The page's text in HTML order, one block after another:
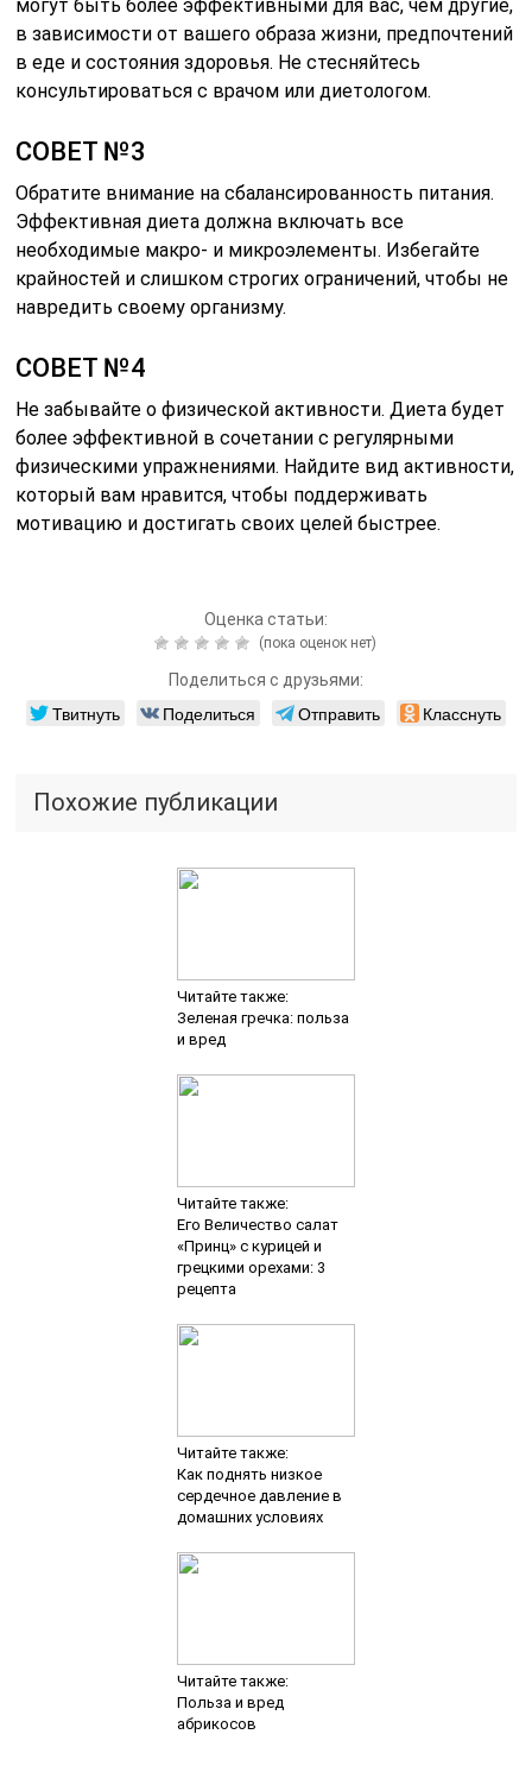
могут быть более эффективными для вас, чем другие,
в зависимости от вашего образа жизни, предпочтений
в еде и состояния здоровья. Не стесняйтесь
консультироваться с врачом или диетологом.
СОВЕТ №3
Обратите внимание на сбалансированность питания.
Эффективная диета должна включать все
необходимые макро- и микроэлементы. Избегайте
крайностей и слишком строгих ограничений, чтобы не
навредить своему организму.
СОВЕТ №4
Не забывайте о физической активности. Диета будет
более эффективной в сочетании с регулярными
физическими упражнениями. Найдите вид активности,
который вам нравится, чтобы поддерживать
мотивацию и достигать своих целей быстрее.
Оценка статьи:
(пока оценок нет)
Поделиться с друзьями:
Твитнуть Поделиться Отправить Класснуть
Похожие публикации
Читайте также:
Зеленая гречка: польза
и вред
Читайте также:
Его Величество салат
«Принц» с курицей и
грецкими орехами: 3
рецепта
Читайте также:
Как поднять низкое
сердечное давление в
домашних условиях
Читайте также:
Польза и вред
абрикосов